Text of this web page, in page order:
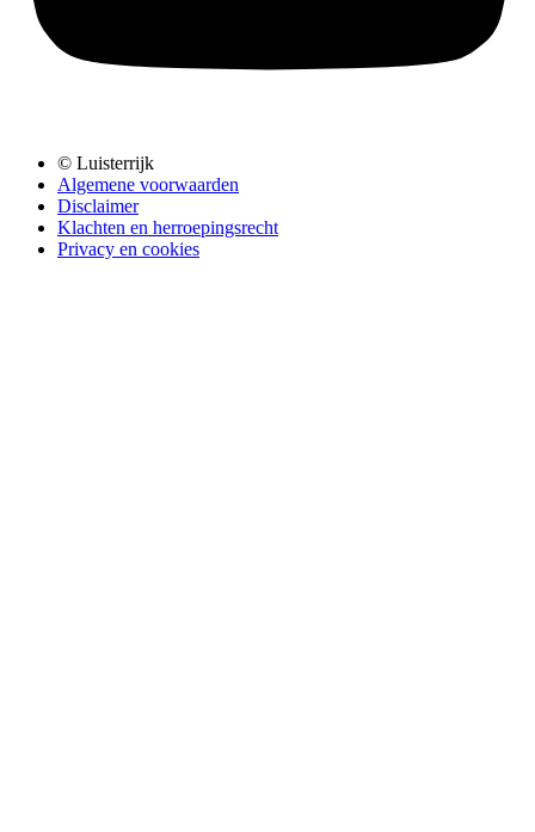
© Luisterrijk
Algemene voorwaarden
Disclaimer
Klachten en herroepingsrecht
Privacy en cookies